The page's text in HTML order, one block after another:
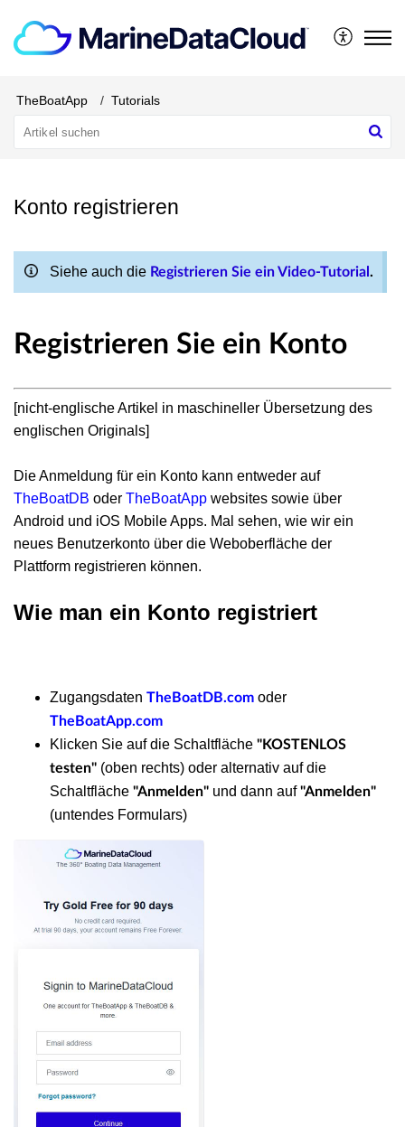
TheBoatApp Tutorials
Konto registrieren
Siehe auch die Registrieren Sie ein Video-Tutorial .
Registrieren Sie ein Konto
[nicht-englische Artikel in maschineller Übersetzung des
englischen Originals]
Die Anmeldung für ein Konto kann entweder auf
TheBoatDB oder TheBoatApp websites sowie über
Android und iOS Mobile Apps. Mal sehen, wie wir ein
neues Benutzerkonto über die Weboberfläche der
Plattform registrieren können.
Wie man ein Konto registriert
Zugangsdaten TheBoatDB.com oder
TheBoatApp.com
Klicken Sie auf die Schaltfläche "KOSTENLOS
testen" (oben rechts) oder alternativ auf die
Schaltfläche "Anmelden" und dann auf"Anmelden"
(untendes Formulars)